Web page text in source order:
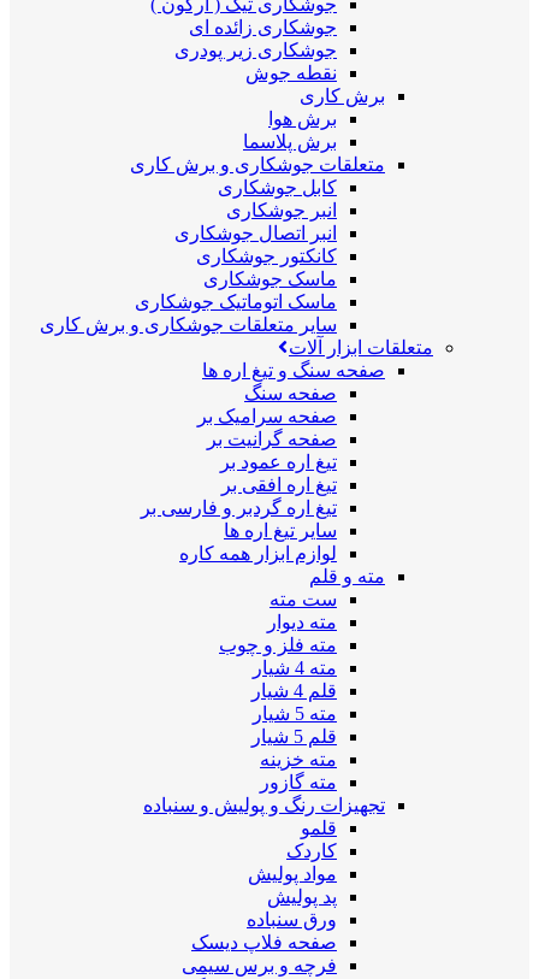
جوشکاری تیگ ( آرگون )
جوشکاری زائده ای
جوشکاری زیر پودری
نقطه جوش
برش کاری
برش هوا
برش پلاسما
متعلقات جوشکاری و برش کاری
کابل جوشکاری
انبر جوشکاری
انبر اتصال جوشکاری
کانکتور جوشکاری
ماسک جوشکاری
ماسک اتوماتیک جوشکاری
سایر متعلقات جوشکاری و برش کاری
متعلقات ابزار آلات
صفحه سنگ و تیغ اره ها
صفحه سنگ
صفحه سرامیک بر
صفحه گرانیت بر
تیغ اره عمود بر
تیغ اره افقی بر
تیغ اره گردبر و فارسی بر
سایر تیغ اره ها
لوازم ابزار همه کاره
مته و قلم
ست مته
مته دیوار
مته فلز و چوب
مته 4 شیار
قلم 4 شیار
مته 5 شیار
قلم 5 شیار
مته خزینه
مته گازور
تجهیزات رنگ و پولیش و سنباده
قلمو
کاردک
مواد پولیش
پد پولیش
ورق سنباده
صفحه فلاپ دیسک
فرچه و برس سیمی